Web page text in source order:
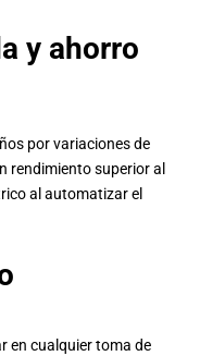
y ahorro
por variaciones de
rendimiento superior al
al automatizar el
en cualquier toma de